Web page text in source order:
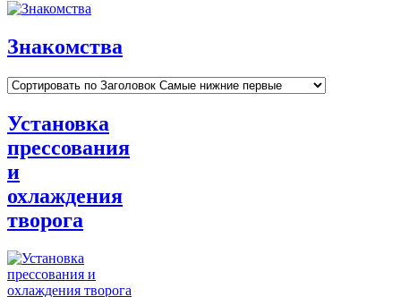
Знакомства
Установка
прессования
и
охлаждения
творога